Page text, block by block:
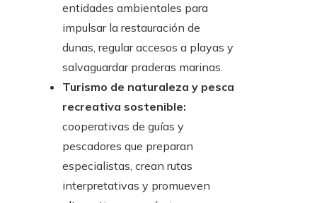
entidades ambientales para
impulsar la restauración de
dunas, regular accesos a playas y
salvaguardar praderas marinas.
Turismo de naturaleza y pesca
recreativa sostenible:
cooperativas de guías y
pescadores que preparan
especialistas, crean rutas
interpretativas y promueven